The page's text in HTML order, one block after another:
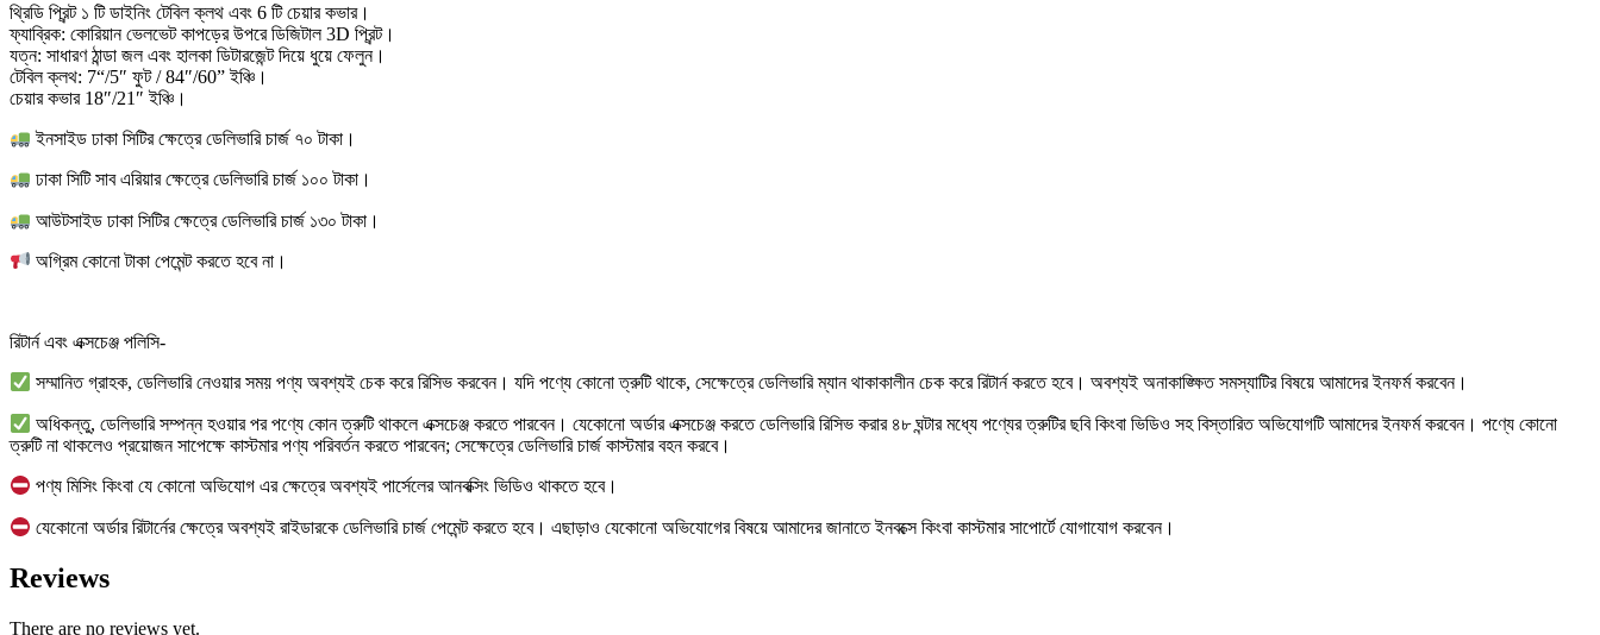
থ্রিডি প্রিন্ট ১ টি ডাইনিং টেবিল ক্লথ এবং 6 টি চেয়ার কভার।
ফ্যাব্রিক: কোরিয়ান ভেলভেট কাপড়ের উপরে ডিজিটাল 3D প্রিন্ট।
যত্ন: সাধারণ ঠান্ডা জল এবং হালকা ডিটারজেন্ট দিয়ে ধুয়ে ফেলুন।
টেবিল ক্লথ: 7“/5″ ফুট / 84″/60” ইঞ্চি।
চেয়ার কভার 18″/21″ ইঞ্চি।
ইনসাইড ঢাকা সিটির ক্ষেত্রে ডেলিভারি চার্জ ৭০ টাকা।
ঢাকা সিটি সাব এরিয়ার ক্ষেত্রে ডেলিভারি চার্জ ১০০ টাকা।
আউটসাইড ঢাকা সিটির ক্ষেত্রে ডেলিভারি চার্জ ১৩০ টাকা।
অগ্রিম কোনো টাকা পেমেন্ট করতে হবে না।
রিটার্ন এবং এক্সচেঞ্জ পলিসি-
সম্মানিত গ্রাহক, ডেলিভারি নেওয়ার সময় পণ্য অবশ্যই চেক করে রিসিভ করবেন। যদি পণ্যে কোনো ত্রুটি থাকে, সেক্ষেত্রে ডেলিভারি ম্যান থাকাকালীন চেক করে রিটার্ন করতে হবে। অবশ্যই অনাকাঙ্ক্ষিত সমস্যাটির বিষয়ে আমাদের ইনফর্ম করবেন।
অধিকন্তু, ডেলিভারি সম্পন্ন হওয়ার পর পণ্যে কোন ত্রুটি থাকলে এক্সচেঞ্জ করতে পারবেন। যেকোনো অর্ডার এক্সচেঞ্জ করতে ডেলিভারি রিসিভ করার ৪৮ ঘন্টার মধ্যে পণ্যের ত্রুটির ছবি কিংবা ভিডিও সহ বিস্তারিত অভিযোগটি আমাদের ইনফর্ম করবেন। পণ্যে কোনো
ত্রুটি না থাকলেও প্রয়োজন সাপেক্ষে কাস্টমার পণ্য পরিবর্তন করতে পারবেন; সেক্ষেত্রে ডেলিভারি চার্জ কাস্টমার বহন করবে।
পণ্য মিসিং কিংবা যে কোনো অভিযোগ এর ক্ষেত্রে অবশ্যই পার্সেলের আনবক্সিং ভিডিও থাকতে হবে।
যেকোনো অর্ডার রিটার্নের ক্ষেত্রে অবশ্যই রাইডারকে ডেলিভারি চার্জ পেমেন্ট করতে হবে। এছাড়াও যেকোনো অভিযোগের বিষয়ে আমাদের জানাতে ইনবক্সে কিংবা কাস্টমার সাপোর্টে যোগাযোগ করবেন।
Reviews
There are no reviews yet.